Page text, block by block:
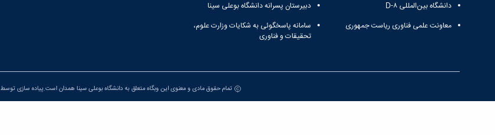
دانشگاه بین‌المللی D-۸
معاونت علمی فناوری ریاست جمهوری
دبیرستان پسرانه دانشگاه بوعلی سینا
سامانه پاسخگوئی به شکایات وزارت علوم،
تحقیقات و فناوری
تمام حقوق مادی و معنوی این وبگاه متعلق به دانشگاه بوعلی سینا همدان است.پیاده سازی توسط